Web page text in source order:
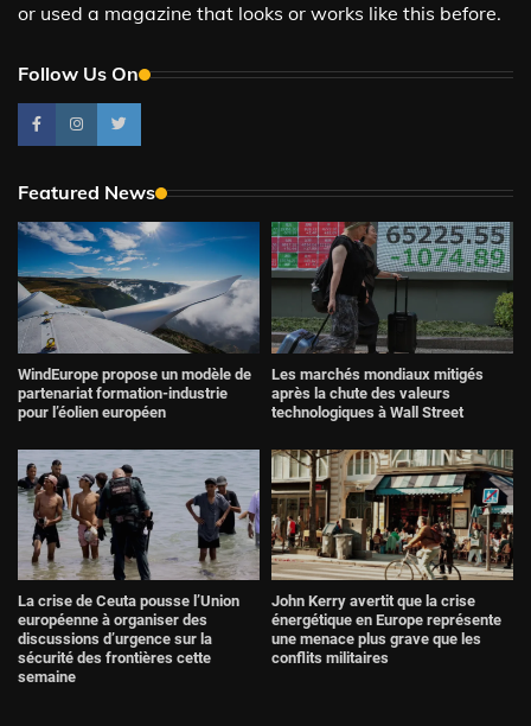
or used a magazine that looks or works like this before.
Follow Us On
Featured News
WindEurope propose un modèle de
partenariat formation-industrie
pour l’éolien européen
Les marchés mondiaux mitigés
après la chute des valeurs
technologiques à Wall Street
La crise de Ceuta pousse l’Union
européenne à organiser des
discussions d’urgence sur la
sécurité des frontières cette
semaine
John Kerry avertit que la crise
énergétique en Europe représente
une menace plus grave que les
conflits militaires